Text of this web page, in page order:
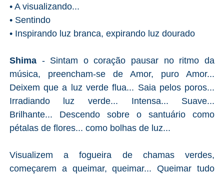
• A visualizando...
• Sentindo
• Inspirando luz branca, expirando luz dourado
Shima- Sintam o coração pausar no ritmo da
música, preencham-se de Amor, puro Amor...
Deixem que a luz verde flua... Saia pelos poros...
Irradiando luz verde... Intensa... Suave...
Brilhante... Descendo sobre o santuário como
pétalas de flores... como bolhas de luz...
Visualizem a fogueira de chamas verdes,
começarem a queimar, queimar... Queimar tudo